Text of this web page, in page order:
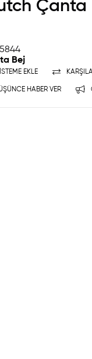
Çanta
Bej
EKLE
HABER VER